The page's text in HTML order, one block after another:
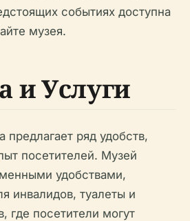
событиях доступна
музея.
и Услуги
предлагает ряд удобств,
посетителей. Музей
удобствами,
инвалидов, туалеты и
где посетители могут